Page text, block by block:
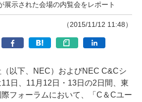
展示された会場の内覧会をレポート
（2015/11/12 11:48）
以下、NEC）およびNEC C&Cシ
日、11月12日・13日の2日間、東
フォーラムにおいて、「C＆Cユー